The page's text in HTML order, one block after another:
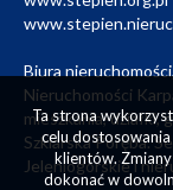
Biura
Nieruchomości
mieszkania,
Szklarska Poręba.
Jeleniogórskie i
Ta strona
celu
klientów.
dokonać w